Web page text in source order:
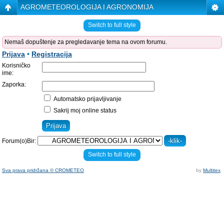
AGROMETEOROLOGIJA I AGRONOMIJA
Switch to full style
Nemaš dopuštenje za pregledavanje tema na ovom forumu.
Prijava • Registracija
Korisničko
ime:
Zaporka:
Automatsko prijavljivanje
Sakrij moj online status
Forum(o)Bir:
Switch to full style
Sva prava pridržana © CROMETEO by Multitex